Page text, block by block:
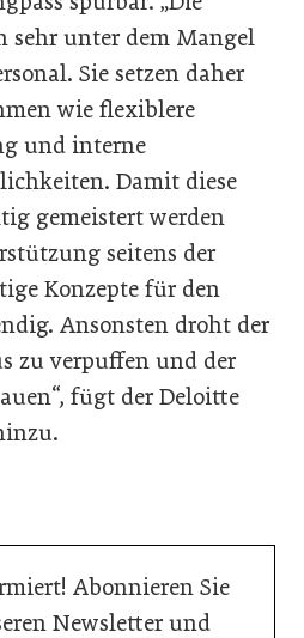
sehr unter dem Mangel
Sie setzen daher
wie flexiblere
und interne
Damit diese
gemeistert werden
seitens der
Konzepte für den
Ansonsten droht der
zu verpuffen und der
fügt der Deloitte
Abonnieren Sie
Newsletter und